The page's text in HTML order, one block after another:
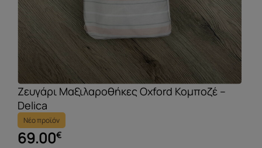
Ζευγάρι Μαξιλαροθήκες Oxford Κομποζέ –
Delica
Νέο προϊόν
69.00€